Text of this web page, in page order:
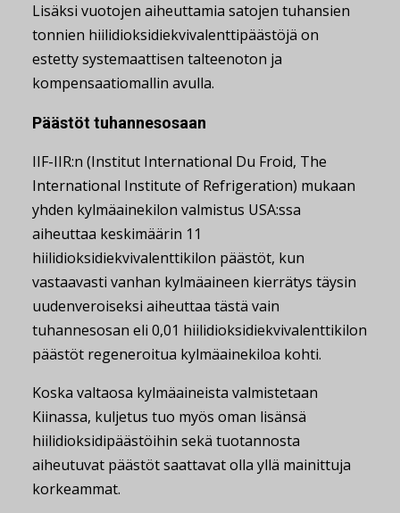
Lisäksi vuotojen aiheuttamia satojen tuhansien
tonnien hiilidioksidiekvivalenttipäästöjä on
estetty systemaattisen talteenoton ja
kompensaatiomallin avulla.
Päästöt tuhannesosaan
IIF-IIR:n (Institut International Du Froid, The
International Institute of Refrigeration) mukaan
yhden kylmäainekilon valmistus USA:ssa
aiheuttaa keskimäärin 11
hiilidioksidiekvivalenttikilon päästöt, kun
vastaavasti vanhan kylmäaineen kierrätys täysin
uudenveroiseksi aiheuttaa tästä vain
tuhannesosan eli 0,01 hiilidioksidiekvivalenttikilon
päästöt regeneroitua kylmäainekiloa kohti.
Koska valtaosa kylmäaineista valmistetaan
Kiinassa, kuljetus tuo myös oman lisänsä
hiilidioksidipäästöihin sekä tuotannosta
aiheutuvat päästöt saattavat olla yllä mainittuja
korkeammat.